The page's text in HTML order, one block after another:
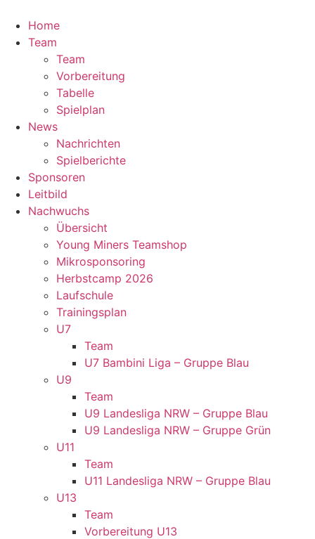
Inhalt
springen
Home
Team
Team
Vorbereitung
Tabelle
Spielplan
News
Nachrichten
Spielberichte
Sponsoren
Leitbild
Nachwuchs
Übersicht
Young Miners Teamshop
Mikrosponsoring
Herbstcamp 2026
Laufschule
Trainingsplan
U7
Team
U7 Bambini Liga – Gruppe Blau
U9
Team
U9 Landesliga NRW – Gruppe Blau
U9 Landesliga NRW – Gruppe Grün
U11
Team
U11 Landesliga NRW – Gruppe Blau
U13
Team
Vorbereitung U13